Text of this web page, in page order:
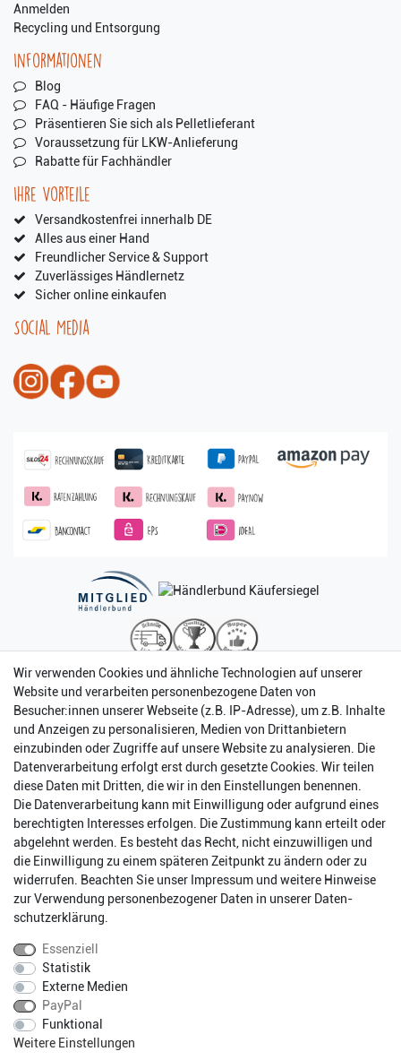
Anmelden
Recycling und Entsorgung
Informationen
Blog
FAQ - Häufige Fragen
Präsentieren Sie sich als Pelletlieferant
Voraussetzung für LKW-Anlieferung
Rabatte für Fachhändler
Ihre Vorteile
Versandkostenfrei innerhalb DE
Alles aus einer Hand
Freundlicher Service & Support
Zuverlässiges Händlernetz
Sicher online einkaufen
Social Media
Impressum Daten­schutz­erklärung AGB
Barrierefreiheitserklärung
* Alle Preise inkl. gesetzlichen Mehrwertsteuer zzgl.
Wir verwenden Cookies und ähnliche Technologien auf unserer
Website und verarbeiten personenbezogene Daten von
Besucher:innen unserer Webseite (z.B. IP-Adresse), um z.B. Inhalte
und Anzeigen zu personalisieren, Medien von Drittanbietern
einzubinden oder Zugriffe auf unsere Website zu analysieren. Die
Datenverarbeitung erfolgt erst durch gesetzte Cookies. Wir teilen
diese Daten mit Dritten, die wir in den Einstellungen benennen.
Die Datenverarbeitung kann mit Einwilligung oder aufgrund eines
berechtigten Interesses erfolgen. Die Zustimmung kann erteilt oder
abgelehnt werden. Es besteht das Recht, nicht einzuwilligen und
die Einwilligung zu einem späteren Zeitpunkt zu ändern oder zu
widerrufen. Beachten Sie unser Impressum und weitere Hinweise
zur Verwendung personenbezogener Daten in unserer Daten­
schutz­erklärung
Essenziell
Statistik
Externe Medien
PayPal
Funktional
Weitere Einstellungen